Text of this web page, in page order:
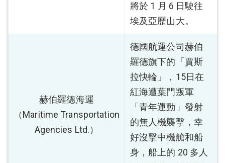
將於 1 月 6 日駛往
埃及亞歷山大。
赫伯羅德海運
（Maritime Transportation
Agencies Ltd.）
德國航運公司赫伯
羅德旗下的「賈斯
拉快輪」，15日在
紅海遭葉門叛軍
「青年運動」發射
的無人機襲擊，幸
好沒擊中機艙和船
身，船上的 20 多人